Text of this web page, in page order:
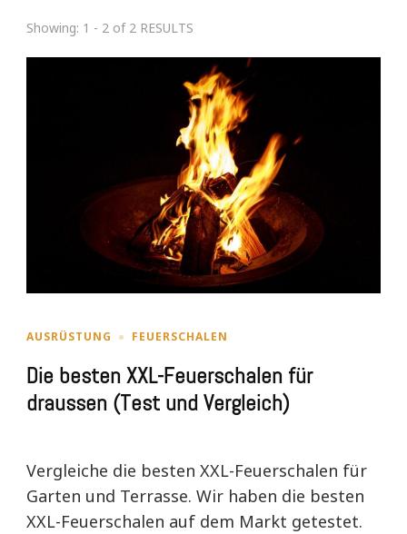
Showing: 1 - 2 of 2 RESULTS
AUSRÜSTUNG FEUERSCHALEN
Die besten XXL-Feuerschalen für
draussen (Test und Vergleich)
Vergleiche die besten XXL-Feuerschalen für
Garten und Terrasse. Wir haben die besten
XXL-Feuerschalen auf dem Markt getestet.